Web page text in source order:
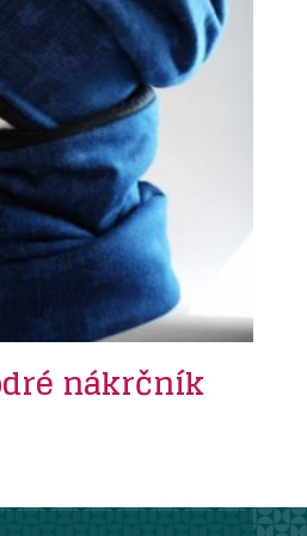
nákrčník
230.00.